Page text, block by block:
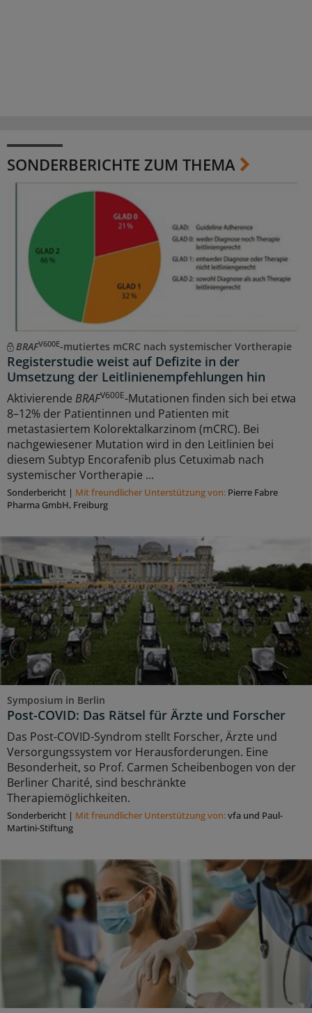
SONDERBERICHTE ZUM THEMA
BRAFV600E-mutiertes mCRC nach systemischer Vortherapie
Registerstudie weist auf Defizite in der
Umsetzung der Leitlinienempfehlungen hin
Aktivierende BRAFV600E-Mutationen finden sich bei etwa
8–12% der Patientinnen und Patienten mit
metastasiertem Kolorektalkarzinom (mCRC). Bei
nachgewiesener Mutation wird in den Leitlinien bei
diesem Subtyp Encorafenib plus Cetuximab nach
systemischer Vortherapie ...
Sonderbericht | Mit freundlicher Unterstützung von: Pierre Fabre
Pharma GmbH, Freiburg
Symposium in Berlin
Post-COVID: Das Rätsel für Ärzte und Forscher
Das Post-COVID-Syndrom stellt Forscher, Ärzte und
Versorgungssystem vor Herausforderungen. Eine
Besonderheit, so Prof. Carmen Scheibenbogen von der
Berliner Charité, sind beschränkte
Therapiemöglichkeiten.
Sonderbericht | Mit freundlicher Unterstützung von:vfa und Paul-
Martini-Stiftung